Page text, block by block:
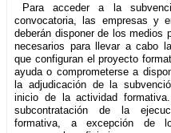
Para acceder a la
convocatoria, las empresas y
deberán disponer de los medios
necesarios para llevar a cabo
que configuran el proyecto
ayuda o comprometerse a
la adjudicación de la
inicio de la actividad
subcontratación de la
formativa, a excepción de